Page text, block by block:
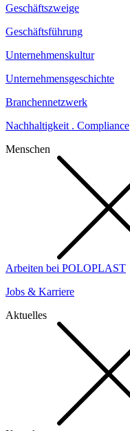
Geschäftszweige
Geschäftsführung
Unternehmenskultur
Unternehmensgeschichte
Branchennetzwerk
Nachhaltigkeit . Compliance
Menschen
Arbeiten bei POLOPLAST
Jobs & Karriere
Aktuelles